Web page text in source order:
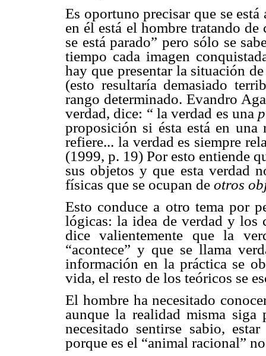
Es oportuno precisar que se
en él está el hombre tratando
se está parado” pero sólo se
tiempo cada imagen
hay que presentar la situación
(esto resultaría demasiado
rango determinado. Evandro
verdad, dice: “ la verdad es una
proposición si ésta está en
refiere... la verdad es siempre
(1999, p. 19) Por esto entiende
sus objetos y que esta verdad
físicas que se ocupan de otros
Esto conduce a otro tema por
lógicas: la idea de verdad y los
dice valientemente que la
“acontece” y que se llama
información en la práctica se
vida, el resto de los teóricos se
El hombre ha necesitado
aunque la realidad misma siga
necesitado sentirse sabio,
porque es el “animal racional”